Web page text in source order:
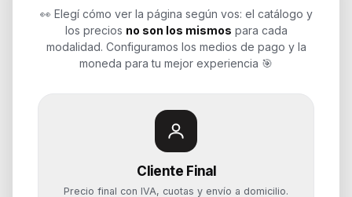
👀 Elegí cómo ver la página según vos: el catálogo y
los precios no son los mismos para cada
modalidad. Configuramos los medios de pago y la
moneda para tu mejor experiencia 🎯
Cliente Final
Precio final con IVA, cuotas y envío a domicilio.
Soluciones de tecnología para
empresas, revendedores y personas.
Potenciamos tu mundo.
Time to work
Categorías